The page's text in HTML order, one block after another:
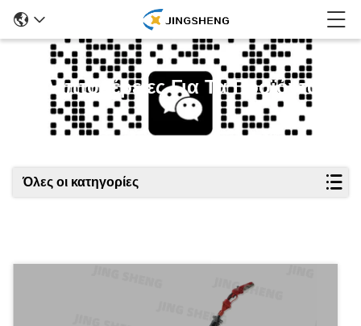
Λεπτομέρειες Για Τα Προϊόντα
Όλες οι κατηγορίες